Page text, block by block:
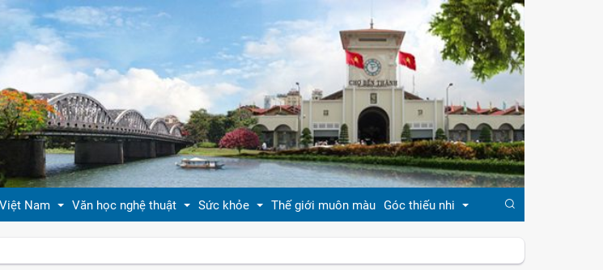
Nam Văn học nghệ thuật Sức khỏe Thế giới muôn màu Góc thiếu nhi